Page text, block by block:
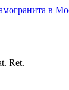
в
Rеt.